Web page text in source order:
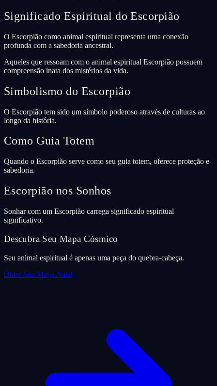
Significado Espiritual do Escorpião
O Escorpião como animal espiritual representa uma conexão
profunda com a sabedoria ancestral.
Aqueles que ressoam com o animal espiritual Escorpião possuem
compreensão inata dos mistérios da vida.
Simbolismo do Escorpião
O Escorpião tem sido um símbolo poderoso através de culturas ao
longo da história.
Como Guia Totem
Quando o Escorpião serve como seu guia totem, oferece proteção e
sabedoria.
Escorpião nos Sonhos
Sonhar com um Escorpião carrega significado espiritual
significativo.
Descubra Seu Mapa Cósmico
Seu animal espiritual é apenas uma peça do quebra-cabeça.
Obter Seu Mapa Natal